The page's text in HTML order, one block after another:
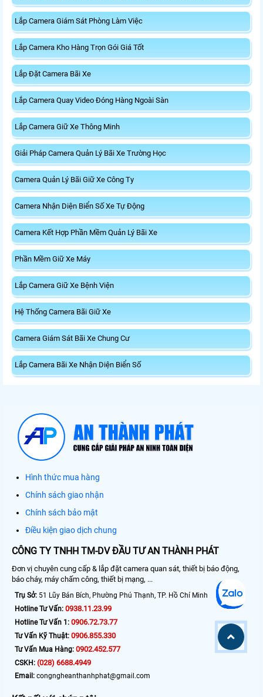
Lắp Camera Giám Sát Phòng Làm Việc
Lắp Camera Kho Hàng Trọn Gói Giá Tốt
Lắp Đặt Camera Bãi Xe
Lắp Camera Quay Video Đóng Hàng Ngoài Sàn
Lắp Camera Giữ Xe Thông Minh
Giải Pháp Camera Quản Lý Bãi Xe Trường Học
Camera Quản Lý Bãi Giữ Xe Công Ty
Camera Nhận Diện Biển Số Xe Tự Động
Camera Kết Hợp Phần Mềm Quản Lý Bãi Xe
Phần Mềm Giữ Xe Máy
Lắp Camera Giữ Xe Bệnh Viện
Hệ Thống Camera Bãi Giữ Xe
Camera Giám Sát Bãi Xe Chung Cư
Lắp Camera Bãi Xe Nhận Diện Biển Số
Hình thức mua hàng
Chính sách giao nhận
Chính sách bảo mật
Điều kiện giao dịch chung
CÔNG TY TNHH TM-DV ĐẦU TƯ AN THÀNH PHÁT
Đơn vị chuyên cung cấp & lắp đặt camera quan sát, thiết bị báo động,
báo cháy, máy chấm công, thiết bị mạng, ...
Trụ Sở: 51 Lũy Bán Bích, Phường Phú Thạnh, TP. Hồ Chí Minh
Hotline Tư Vấn: 0938.11.23.99
Hotline Tư Vấn 1: 0906.72.73.77
Tư Vấn Kỹ Thuật: 0906.855.330
Tư Vấn Mua Hàng: 0902.452.577
CSKH: (028) 6688.4949
Email: congngheanthanhphat@gmail.com